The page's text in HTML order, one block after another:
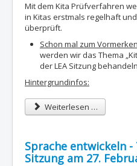
Mit dem Kita Prüfverfahren
in Kitas erstmals regelhaft und
überprüft.
Schon mal zum
werden wir das Thema
der LEA Sitzung
Hintergrundinfos:
Weiterlesen …
Sprache entwickeln -
Sitzung am 27.